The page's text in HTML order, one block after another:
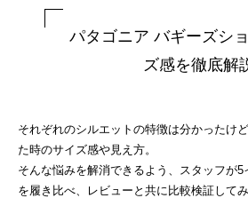
パタゴニア バギーズシ
ズ感を徹底解
それぞれのシルエットの特徴は分かったけ
た時のサイズ感や見え方。
そんな悩みを解消できるよう、スタッフが
を履き比べ、レビューと共に比較検証してみ